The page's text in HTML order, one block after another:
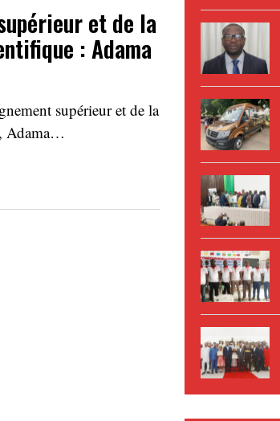
et de la
: Adama
supérieur et de la
Adama…